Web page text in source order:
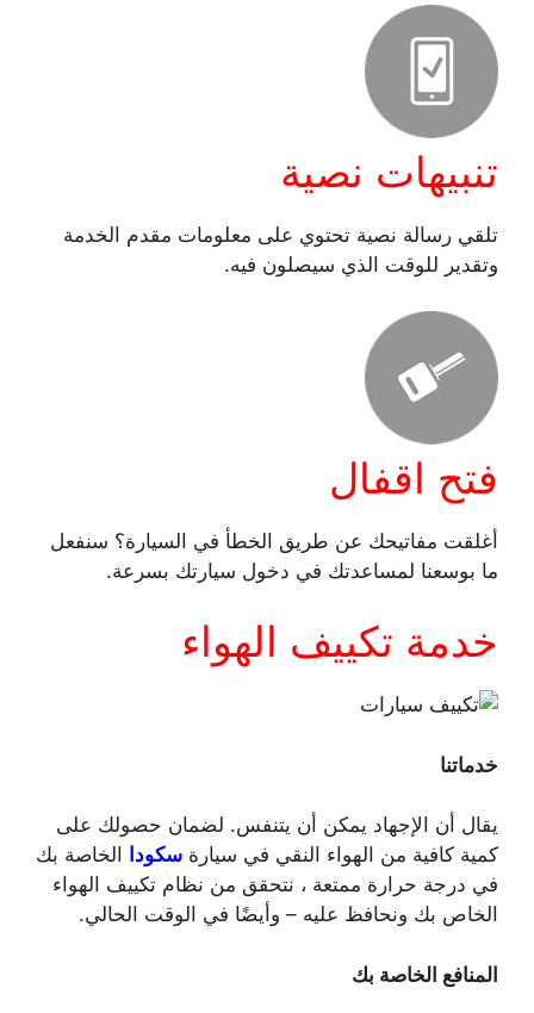
تنبيهات نصية
تلقي رسالة نصية تحتوي على معلومات مقدم الخدمة
وتقدير للوقت الذي سيصلون فيه.
فتح اقفال
أغلقت مفاتيحك عن طريق الخطأ في السيارة؟ سنفعل
ما بوسعنا لمساعدتك في دخول سيارتك بسرعة.
خدمة تكييف الهواء
خدماتنا
يقال أن الإجهاد يمكن أن يتنفس. لضمان حصولك على
كمية كافية من الهواء النقي في سيارة سكودا
الخاصة بك
في درجة حرارة ممتعة ، نتحقق من نظام تكييف الهواء
الخاص بك ونحافظ عليه – وأيضًا في الوقت الحالي.
المنافع الخاصة بك